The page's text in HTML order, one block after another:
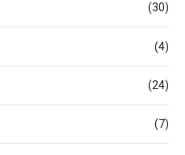
(30)
(4)
(24)
(7)